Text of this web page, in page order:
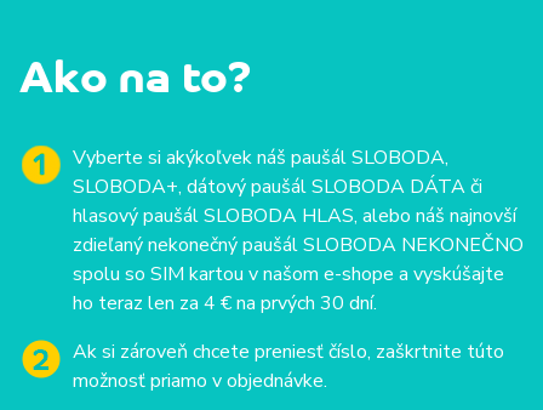
Ako na to?
Vyberte si akýkoľvek náš paušál SLOBODA,
SLOBODA+, dátový paušál SLOBODA DÁTA či
hlasový paušál SLOBODA HLAS, alebo náš najnovší
zdieľaný nekonečný paušál SLOBODA NEKONEČNO
spolu so SIM kartou v našom e-shope a vyskúšajte
ho teraz len za 4 € na prvých 30 dní.
Ak si zároveň chcete preniesť číslo, zaškrtnite túto
možnosť priamo v objednávke.